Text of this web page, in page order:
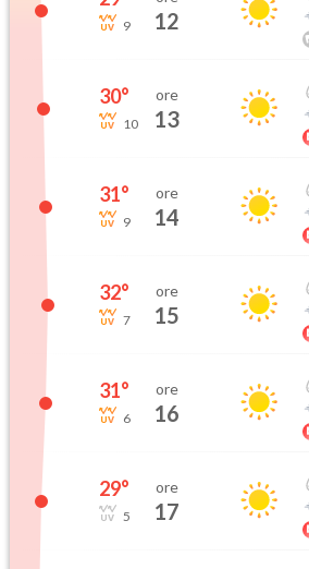
9 12
30°
10
ore
13
31°
9
ore
14
32°
7
ore
15
31°
6
ore
16
29°
5
ore
17